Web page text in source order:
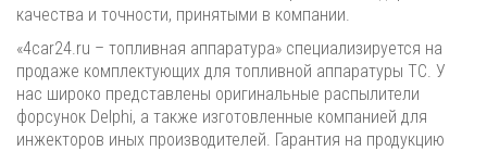
качества и точности, принятыми в компании.
«4car24.ru – топливная аппаратура» специализируется на
продаже комплектующих для топливной аппаратуры ТС. У
нас широко представлены оригинальные распылители
форсунок Delphi, а также изготовленные компанией для
инжекторов иных производителей. Гарантия на продукцию